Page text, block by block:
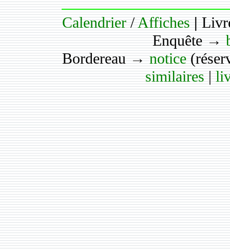
Calendrier/Affiches |
Enquête →
Bordereau →notice
similaires|